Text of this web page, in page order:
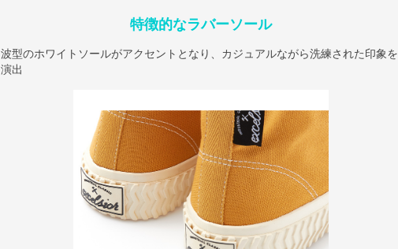
特徴的なラバーソール
波型のホワイトソールがアクセントとなり、カジュアルながら洗練された印象を
演出